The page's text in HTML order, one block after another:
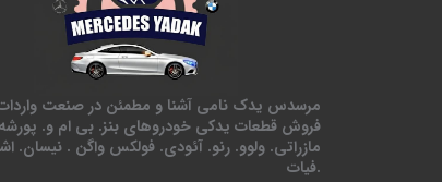
مرسدس یدک نامی آشنا و مطمئن در صنعت
فروش قطعات یدکی خودروهای بنز. بی ام و.
مازراتی. ولوو. رنو. آئودی. فولکس واگن . نیسان.
.فیات